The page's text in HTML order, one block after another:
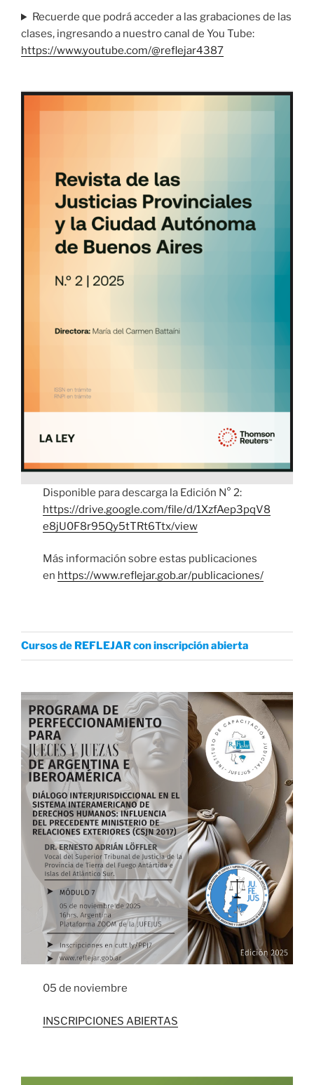
Recuerde que podrá acceder a las grabaciones de las
clases, ingresando a nuestro canal de You Tube:
https://www.youtube.com/@reflejar4387
Disponible para descarga la Edición N° 2:
https://drive.google.com/file/d/1XzfAep3pqV8
e8jU0F8r95Qy5tTRt6Ttx/view
Más información sobre estas publicaciones
en https://www.reflejar.gob.ar/publicaciones/
Cursos de REFLEJAR con inscripción abierta
05 de noviembre
INSCRIPCIONES ABIERTAS